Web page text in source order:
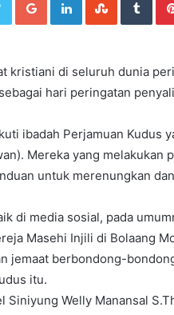
kristiani di seluruh dunia
hari peringatan
ibadah Perjamuan Kudus
Mereka yang melakukan
untuk merenungkan
di media sosial, pada
Masehi Injili di Bolaang
jemaat berbondong-
itu.
Siniyung Welly Manansal